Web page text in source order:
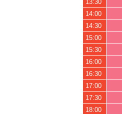
13:30
14:00
14:30
15:00
15:30
16:00
16:30
17:00
17:30
18:00